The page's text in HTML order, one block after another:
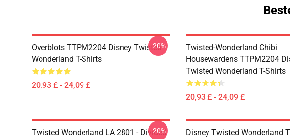
Overblots TTPM2204 Disney Twisted
Wonderland T-Shirts
20,93 £ - 24,09 £
-20%
Twisted-Wonderland Chibi
Housewardens TTPM2204
Twisted Wonderland T-Shirts
20,93 £ - 24,09 £
Twisted Wonderland LA 2801 - Divided
-20%
Disney Twisted Wonderland